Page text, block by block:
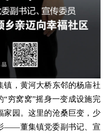
，黄河大桥东邻的杨庙社
“穷窝窝”摇身一变成设施完
家园。这里的沧桑巨变，少
——董集镇党委副书记、宣